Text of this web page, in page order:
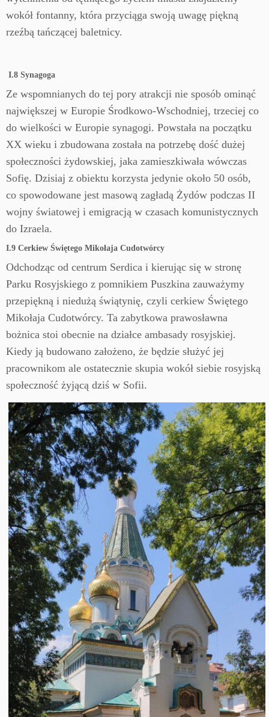
wokół fontanny, która przyciąga swoją uwagę piękną
rzeźbą tańczącej baletnicy.
I.8 Synagoga
Ze wspomnianych do tej pory atrakcji nie sposób ominąć
największej w Europie Środkowo-Wschodniej, trzeciej co
do wielkości w Europie synagogi. Powstała na początku
XX wieku i zbudowana została na potrzebę dość dużej
społeczności żydowskiej, jaka zamieszkiwała wówczas
Sofię. Dzisiaj z obiektu korzysta jedynie około 50 osób,
co spowodowane jest masową zagładą Żydów podczas II
wojny światowej i emigracją w czasach komunistycznych
do Izraela.
I.9 Cerkiew Świętego Mikołaja Cudotwórcy
Odchodząc od centrum Serdica i kierując się w stronę
Parku Rosyjskiego z pomnikiem Puszkina zauważymy
przepiękną i niedużą świątynię, czyli cerkiew Świętego
Mikołaja Cudotwórcy. Ta zabytkowa prawosławna
bożnica stoi obecnie na działce ambasady rosyjskiej.
Kiedy ją budowano założeno, że będzie służyć jej
pracownikom ale ostatecznie skupia wokół siebie rosyjską
społeczność żyjącą dziś w Sofii.